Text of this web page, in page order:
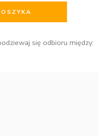
się odbioru między: